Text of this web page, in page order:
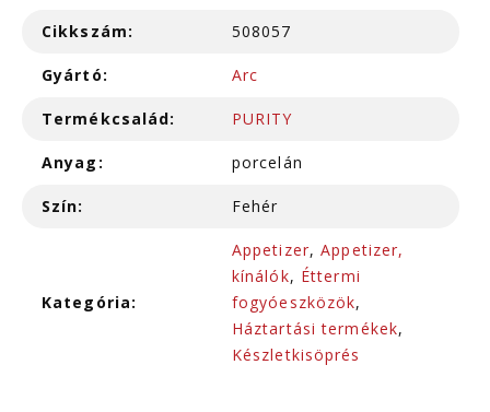
Cikkszám: 508057
Gyártó: Arc
Termékcsalád: PURITY
Anyag: porcelán
Szín: Fehér
Kategória:
Appetizer,Appetizer,
kínálók, Éttermi
fogyóeszközök,
Háztartási termékek,
Készletkisöprés